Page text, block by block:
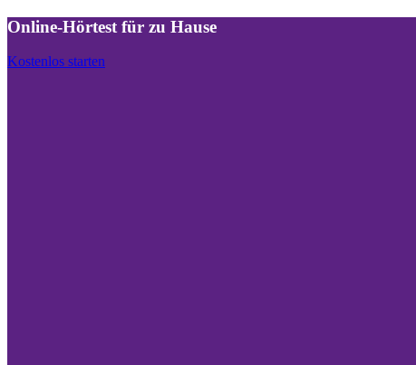
Online-Hörtest für zu Hause
Kostenlos starten